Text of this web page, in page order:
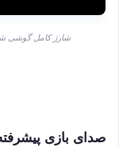
شارژ کامل گوشی شیائومی پوکو
صدای بازی پیشرفته